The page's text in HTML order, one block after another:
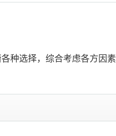
种选择，综合考虑各方因